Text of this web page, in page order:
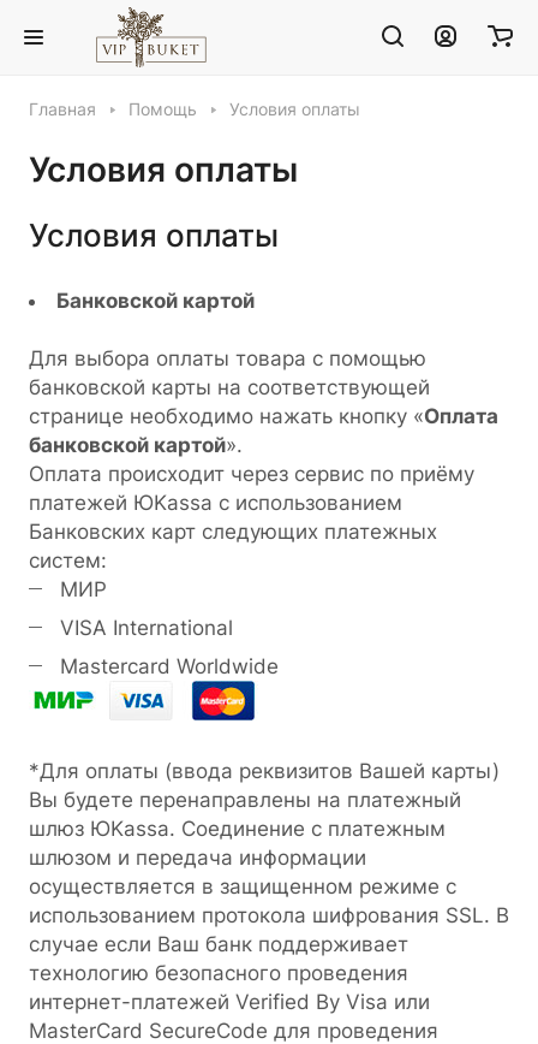
Главная Помощь Условия оплаты
Условия оплаты
Условия оплаты
Банковской картой
Для выбора оплаты товара с помощью
банковской карты на соответствующей
странице необходимо нажать кнопку «Оплата
банковской картой».
Оплата происходит через сервис по приёму
платежей ЮKassa с использованием
Банковских карт следующих платежных
систем:
МИР
VISA International
Mastercard Worldwide
*Для оплаты (ввода реквизитов Вашей карты)
Вы будете перенаправлены на платежный
шлюз ЮKassa. Соединение с платежным
шлюзом и передача информации
осуществляется в защищенном режиме с
использованием протокола шифрования SSL. В
случае если Ваш банк поддерживает
технологию безопасного проведения
интернет-платежей Verified By Visa или
MasterCard SecureCode для проведения